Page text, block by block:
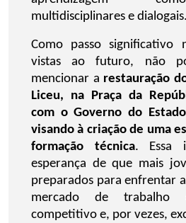
multidisciplinares e dialogais.
Como passo significativo
vistas ao futuro, não
mencionar a restauração
Liceu, na Praça da
com o Governo do
visando à criação de uma
formação técnica. Essa
esperança de que mais
preparados para enfrentar
mercado de trabalho
competitivo e, por vezes,